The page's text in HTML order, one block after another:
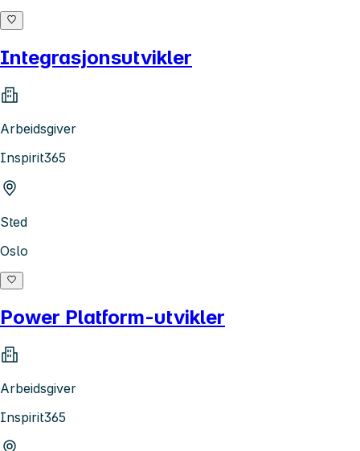
Integrasjonsutvikler
Arbeidsgiver
Inspirit365
Sted
Oslo
Power Platform-utvikler
Arbeidsgiver
Inspirit365